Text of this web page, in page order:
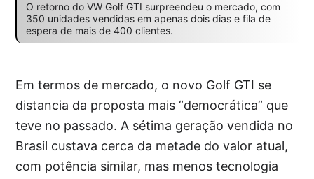
O retorno do VW Golf GTI surpreendeu o mercado, com
350 unidades vendidas em apenas dois dias e fila de
espera de mais de 400 clientes.
Em termos de mercado, o novo Golf GTI se
distancia da proposta mais “democrática” que
teve no passado. A sétima geração vendida no
Brasil custava cerca da metade do valor atual,
com potência similar, mas menos tecnologia